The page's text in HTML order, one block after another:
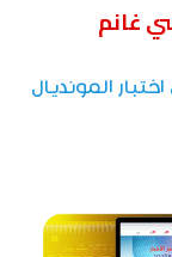
غانم
المونديال